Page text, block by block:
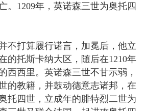
。1209年，英诺森三世为奥托四
打算履行诺言，加冕后，他立
的托斯卡纳大区，随后在1210年
西西里。英诺森三世不甘示弱，
的教籍，并鼓动德意志诸邦，在
托四世，立成年的腓特烈二世为